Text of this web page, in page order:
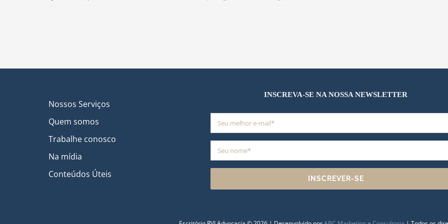
Nossos Serviços
Quem somos
Trabalhe conosco
Na mídia
Conteúdos Úteis
INSCREVA-SE NA NOSSA NEWSLETTER
INSCREVER-SE